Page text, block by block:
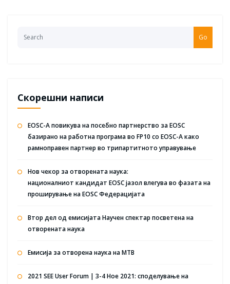
Go
Скорешни написи
EOSC-A повикува на посебно партнерство за EOSC
базирано на работна програма во FP10 со EOSC-A како
рамноправен партнер во трипартитното управување
Нов чекор за отворената наука:
националниот кандидат EOSC јазол влегува во фазата на
проширување на EOSC Федерацијата
Втор дел од емисијата Научен спектар посветена на
отворената наука
Емисија за отворена наука на МТВ
2021 SEE User Forum | 3-4 Ное 2021: споделување на